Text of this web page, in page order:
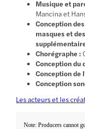
Musique et
Mancina et
Conception
masques et
Chorégraphe :
Conception du
Conception de
Conception
Les acteurs et les
Note: Producers cannot